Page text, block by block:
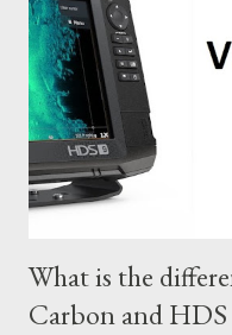
What is the
Carbon and HDS